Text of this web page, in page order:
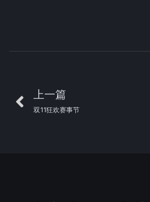
上一篇
双11狂欢赛事节